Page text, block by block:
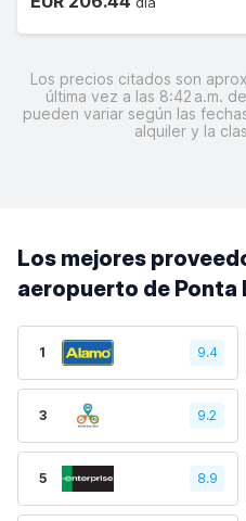
Los precios citados son
última vez a las 8:42 a.m.
pueden variar según las
alquiler y la
Los mejores
aeropuerto de Ponta
1 9.4
3 9.2
5 8.9